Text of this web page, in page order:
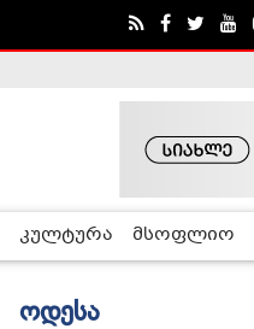
კულტურა მსოფლიო
ოდესა